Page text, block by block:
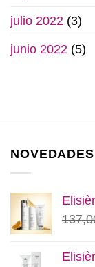
julio 2022 (3)
junio 2022 (5)
NOVEDADES